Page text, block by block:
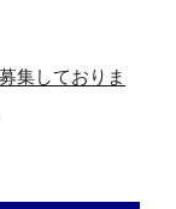
集しておりま